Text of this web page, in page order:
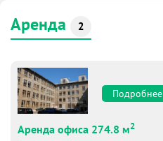
Аренда 2
Подробнее
Аренда офиса 274.8 м2